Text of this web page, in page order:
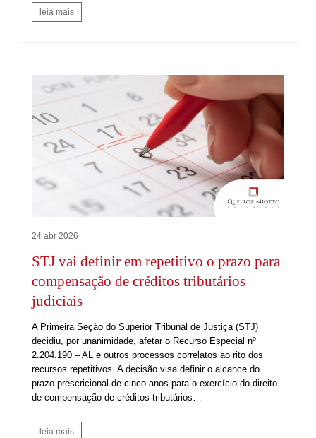
leia mais
24 abr 2026
STJ vai definir em repetitivo o prazo para
compensação de créditos tributários
judiciais
A Primeira Seção do Superior Tribunal de Justiça (STJ)
decidiu, por unanimidade, afetar o Recurso Especial nº
2.204.190 – AL e outros processos correlatos ao rito dos
recursos repetitivos. A decisão visa definir o alcance do
prazo prescricional de cinco anos para o exercício do direito
de compensação de créditos tributários…
leia mais